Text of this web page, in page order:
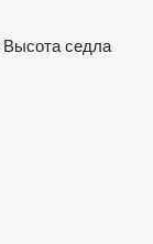
Высота седла